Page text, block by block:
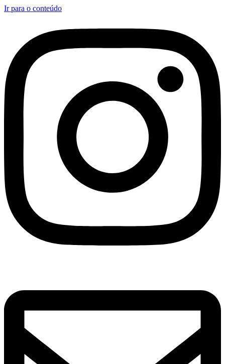
Ir para o conteúdo